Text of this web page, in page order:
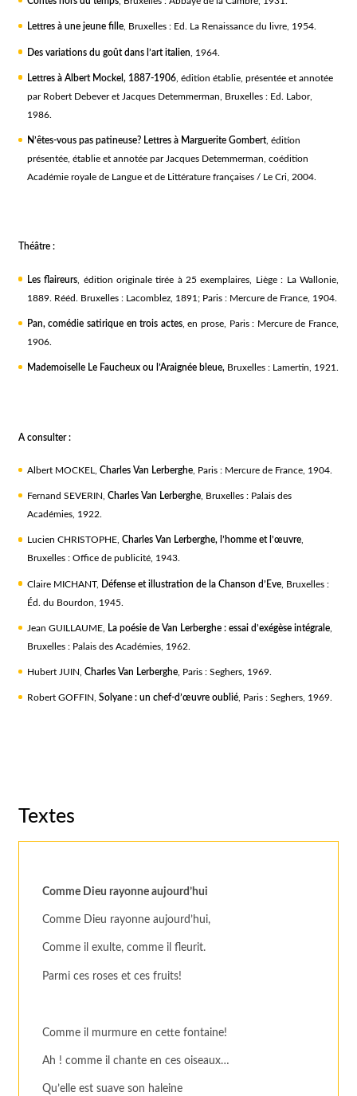
Lettres à une jeune fille, Bruxelles : Ed. La Renaissance du livre, 1954.
Des variations du goût dans l’art italien , 1964.
Lettres à Albert Mockel, 1887-1906, édition établie, présentée et annotée
par Robert Debever et Jacques Detemmerman, Bruxelles : Ed. Labor,
1986.
N’êtes-vous pas patineuse? Lettres à Marguerite Gombert, édition
présentée, établie et annotée par Jacques Detemmerman, coédition
Académie royale de Langue et de Littérature françaises / Le Cri, 2004.
Théâtre :
Les flaireurs , édition originale tirée à 25 exemplaires, Liège : La Wallonie,
1889. Rééd. Bruxelles : Lacomblez, 1891; Paris : Mercure de France, 1904.
Pan, comédie satirique en trois actes, en prose, Paris : Mercure de France,
1906.
Mademoiselle Le Faucheux ou l’Araignée bleue, Bruxelles : Lamertin, 1921.
A consulter :
Albert MOCKEL, Charles Van Lerberghe, Paris : Mercure de France, 1904.
Fernand SEVERIN, Charles Van Lerberghe, Bruxelles : Palais des
Académies, 1922.
Lucien CHRISTOPHE, Charles Van Lerberghe, l’homme et l’œuvre,
Bruxelles : Office de publicité, 1943.
Claire MICHANT, Défense et illustration de la Chanson d’Eve, Bruxelles :
Éd. du Bourdon, 1945.
Jean GUILLAUME, La poésie de Van Lerberghe : essai d’exégèse intégrale,
Bruxelles : Palais des Académies, 1962.
Hubert JUIN, Charles Van Lerberghe, Paris : Seghers, 1969.
Robert GOFFIN, Solyane : un chef-d’œuvre oublié, Paris : Seghers, 1969.
Textes
Comme Dieu rayonne aujourd’hui
Comme Dieu rayonne aujourd’hui,
Comme il exulte, comme il fleurit.
Parmi ces roses et ces fruits!
Comme il murmure en cette fontaine!
Ah ! comme il chante en ces oiseaux…
Qu’elle est suave son haleine